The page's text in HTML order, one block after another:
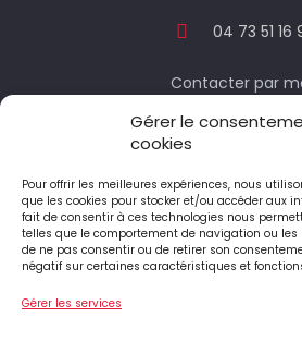
Gérer le
cookies
Pour offrir les meilleures expériences, nous
que les cookies pour stocker et/ou accéder aux
fait de consentir à ces technologies nous
telles que le comportement de navigation ou les
de ne pas consentir ou de retirer son
négatif sur certaines caractéristiques et
Gérer les services
04 73 51 16
Contacter par
Votre député
Le député